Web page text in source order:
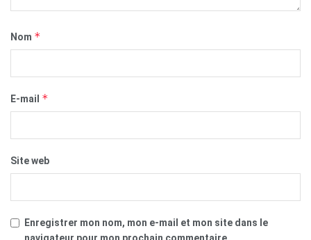
Nom *
E-mail *
Site web
Enregistrer mon nom, mon e-mail et mon site dans le